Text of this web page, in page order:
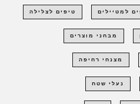
למטיילים טיפים לצלילה
מבחני מוצרים
מצנחי רחיפה
נעלי שטח